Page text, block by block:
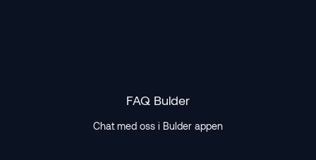
FAQ Bulder
Chat med oss i Bulder appen